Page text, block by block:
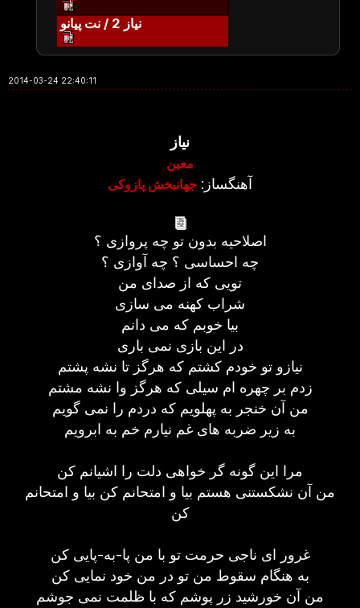
نیاز 2 / نت پیانو
2014-03-24 22:40:11
نیاز
معین
آهنگساز: جهانبخش پازوکی
اصلاحیه بدون تو چه پروازی ؟
چه احساسی ؟ چه آوازی ؟
تویی که از صدای من
شراب کهنه می سازی
بیا خوبم که می دانم
در این بازی نمی باری
نیازو تو خودم کشتم که هرگز تا نشه پشتم
زدم بر چهره ام سیلی که هرگز وا نشه مشتم
من آن خنجر به پهلویم که دردم را نمی گویم
به زیر ضربه های غم نیارم خم به ابرویم
مرا این گونه گر خواهی دلت را اشیانم کن
من آن نشکستنی هستم بیا و امتحانم کن بیا و امتحانم
کن
غرور ای ناجی حرمت تو با من پا-به-پایی کن
به هنگام سقوط من تو در من خود نمایی کن
من آن خورشید زر پوشم که با ظلمت نمی جوشم